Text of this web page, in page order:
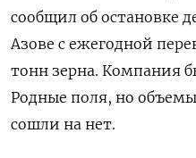
сообщил об остановке
Азове с ежегодной
тонн ​зерна. Компания
Родные поля, но
сошли на нет.